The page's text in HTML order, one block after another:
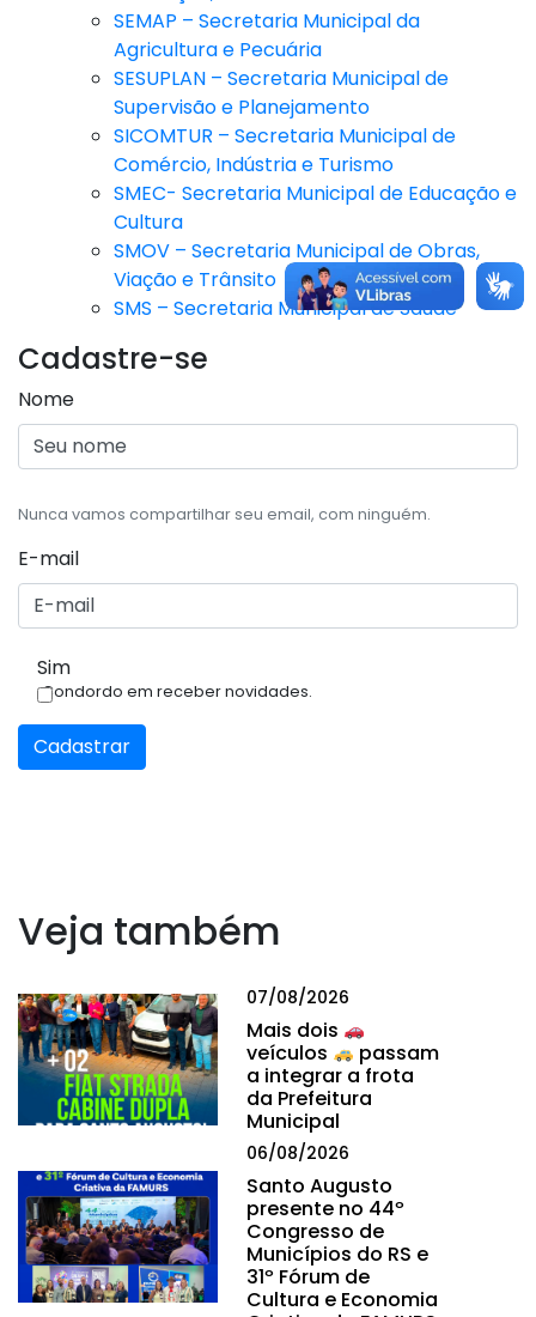
SEMAP – Secretaria Municipal da
Agricultura e Pecuária
SESUPLAN – Secretaria Municipal de
Supervisão e Planejamento
SICOMTUR – Secretaria Municipal de
Comércio, Indústria e Turismo
SMEC- Secretaria Municipal de Educação e
Cultura
SMOV – Secretaria Municipal de Obras,
Viação e Trânsito
SMS – Secretaria Municipal de Saúde
Cadastre-se
Nome
Nunca vamos compartilhar seu email, com ninguém.
E-mail
Sim
Condordo em receber novidades.
Cadastrar
Veja também
07/08/2026
Mais dois
veículos
passam
a integrar a frota
da Prefeitura
Municipal
06/08/2026
Santo Augusto
presente no 44º
Congresso de
Municípios do RS e
31º Fórum de
Cultura e Economia